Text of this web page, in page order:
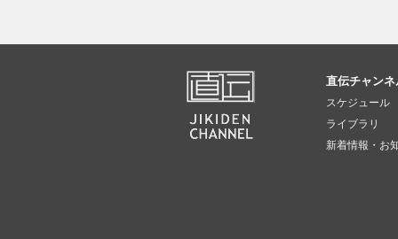
直伝チャン
スケジュール
ライブラリ
新着情報・お